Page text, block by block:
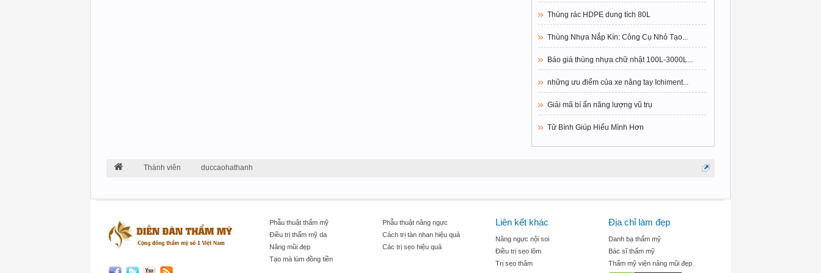
Thùng rác HDPE dung tích 80L
Thùng Nhựa Nắp Kín: Công Cụ Nhỏ Tạo...
Báo giá thùng nhựa chữ nhật 100L-3000L...
những ưu điểm của xe nâng tay Ichiment...
Giải mã bí ẩn năng lượng vũ trụ
Tử Bình Giúp Hiểu Mình Hơn
Thành viên duccaohathanh
Phẫu thuật thẩm mỹ
Điều trị thẩm mỹ da
Nâng mũi đẹp
Tạo mà lúm đồng tiền
Phẫu thuật nâng ngực
Cách trị tàn nhan hiệu quả
Các trị sẹo hiệu quả
Liên kết khác
Nâng ngực nội soi
Điều trị sẹo lõm
Trị sẹo thâm
Địa chỉ làm đẹp
Danh bạ thẩm mỹ
Bác sĩ thẩm mỹ
Thẩm mỹ viện nâng mũi đẹp